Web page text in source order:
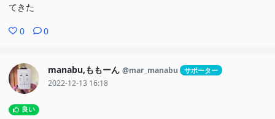
てきた
0 0
manabu,ももーん @mar_manabu サポーター
2022-12-13 16:18
良い